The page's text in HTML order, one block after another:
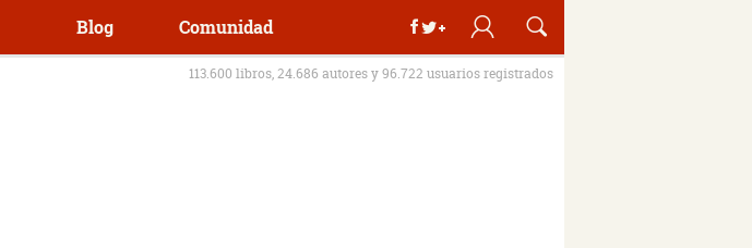
Blog Comunidad
113.600 libros, 24.686 autores y 96.722 usuarios registrados